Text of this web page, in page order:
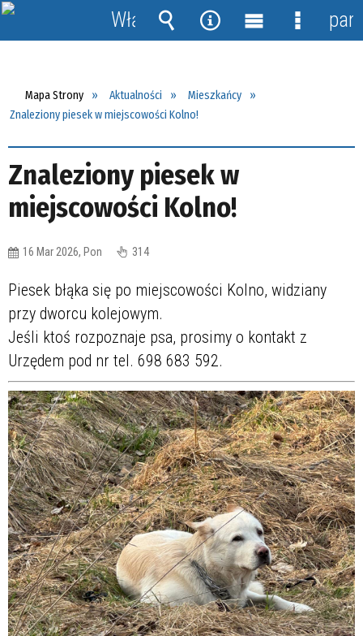
Mapa Strony Aktualności
Mieszkańcy
Znaleziony piesek w miejscowości Kolno!
Znaleziony piesek w
miejscowości Kolno!
16 Mar 2026, Pon 314
Piesek błąka się po miejscowości Kolno, widziany
przy dworcu kolejowym.
Jeśli ktoś rozpoznaje psa, prosimy o kontakt z
Urzędem pod nr tel. 698 683 592.
Włącz
powiadomienia
Wyszukiwarka
Narzędzia
MenuMenu